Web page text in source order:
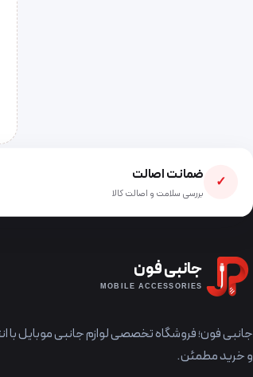
✓ ضمانت اصالت
بررسی سلامت و اصالت کالا
جانبی فون
MOBILE ACCESSORIES
جانبی فون؛ فروشگاه تخصصی لوازم جانبی موبایل با
و خرید مطمئن.